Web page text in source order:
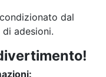
dal
adesioni.